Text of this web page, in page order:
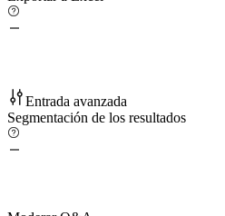
Entrada avanzada
Segmentación de los resultados